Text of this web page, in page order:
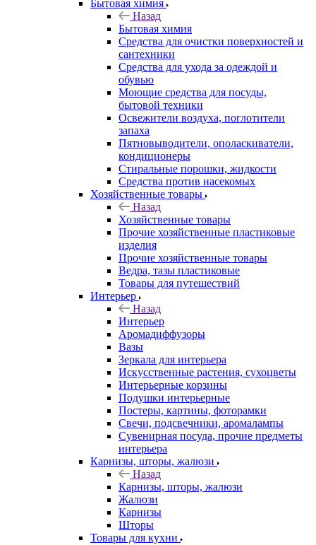
Бытовая химия
Назад
Бытовая химия
Средства для очистки поверхностей и
сантехники
Средства для ухода за одеждой и
обувью
Моющие средства для посуды,
бытовой техники
Освежители воздуха, поглотители
запаха
Пятновыводители, ополаскиватели,
кондиционеры
Стиральные порошки, жидкости
Средства против насекомых
Хозяйственные товары
Назад
Хозяйственные товары
Прочие хозяйственные пластиковые
изделия
Прочие хозяйственные товары
Ведра, тазы пластиковые
Товары для путешествий
Интерьер
Назад
Интерьер
Аромадиффузоры
Вазы
Зеркала для интерьера
Искусственные растения, сухоцветы
Интерьерные корзины
Подушки интерьерные
Постеры, картины, фоторамки
Свечи, подсвечники, аромалампы
Сувенирная посуда, прочие предметы
интерьера
Карнизы, шторы, жалюзи
Назад
Карнизы, шторы, жалюзи
Жалюзи
Карнизы
Шторы
Товары для кухни